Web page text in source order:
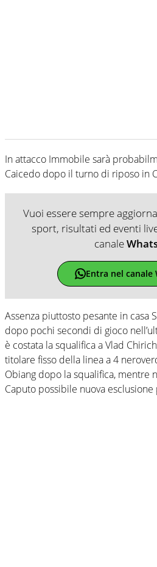
In attacco Immobile sarà
Caicedo dopo il turno di riposo in
Vuoi essere sempre
sport, risultati ed eventi
canale
Entra nel canale
Assenza piuttosto pesante in casa
dopo pochi secondi di gioco
è costata la squalifica a Vlad
titolare fisso della linea a 4
Obiang dopo la squalifica, mentre
Caputo possibile nuova esclusione